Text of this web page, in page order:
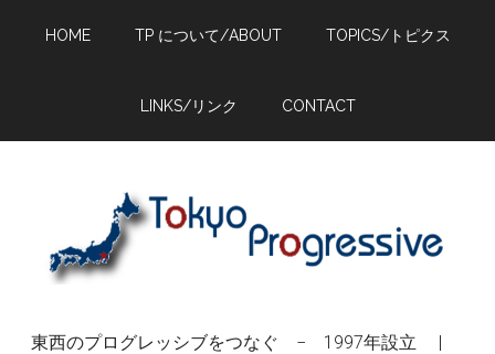
HOME TP について/ABOUT TOPICS/トピクス
LINKS/リンク CONTACT
東西のプログレッシブをつなぐ − 1997年設立 |